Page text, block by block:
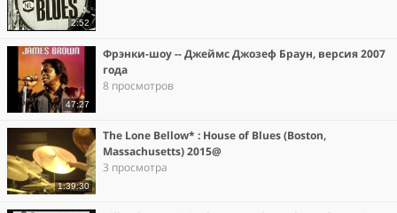
2:52
47:27
Фрэнки-шоу -- Джеймс Джозеф Браун, версия 2007
года
8 просмотров
1:39:30
The Lone Bellow* : House of Blues (Boston,
Massachusetts) 2015@
3 просмотра